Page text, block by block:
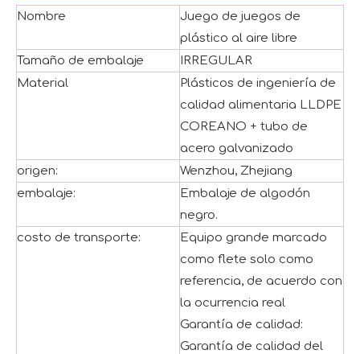
Nombre
Juego de juegos de
plástico al aire libre
Tamaño de embalaje
IRREGULAR
Material
Plásticos de ingeniería de
calidad alimentaria LLDPE
COREANO + tubo de
acero galvanizado
origen:
Wenzhou, Zhejiang
embalaje:
Embalaje de algodón
negro.
costo de transporte:
Equipo grande marcado
como flete solo como
referencia, de acuerdo con
la ocurrencia real
Garantía de calidad:
Garantía de calidad del